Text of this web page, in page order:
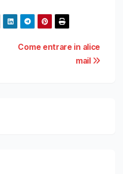
Come entrare in alice
mail